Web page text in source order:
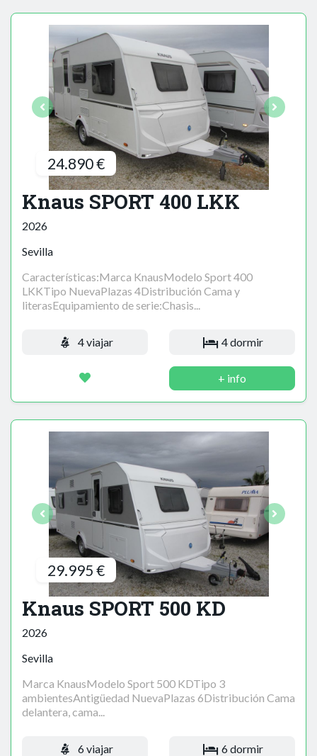
24.890 €
Knaus SPORT 400 LKK
2026
Sevilla
Características:Marca KnausModelo Sport 400
LKKTipo NuevaPlazas 4Distribución Cama y
literasEquipamiento de serie:Chasis...
4 viajar 4 dormir
+ info
29.995 €
Knaus SPORT 500 KD
2026
Sevilla
Marca KnausModelo Sport 500 KDTipo 3
ambientesAntigüedad NuevaPlazas 6Distribución Cama
delantera, cama...
6 viajar 6 dormir